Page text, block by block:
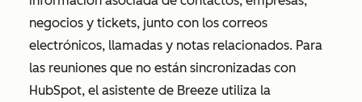
negocios y tickets, junto con los correos
electrónicos, llamadas y notas relacionados. Para
las reuniones que no están sincronizadas con
HubSpot, el asistente de Breeze utiliza la